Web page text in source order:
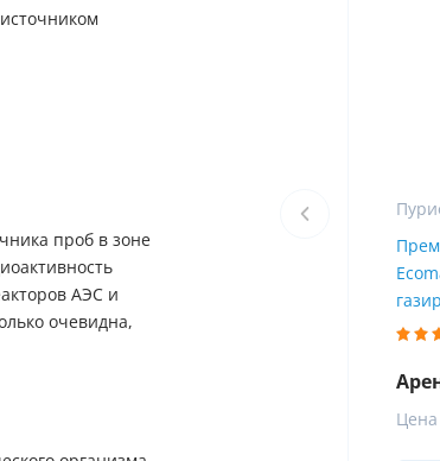
проб в зоне
АЭС и
очевидна,
Цена